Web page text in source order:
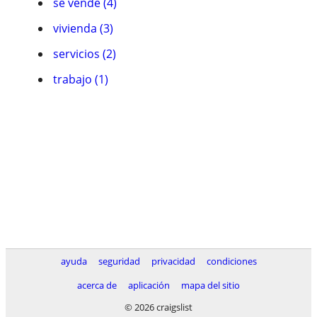
vivienda (3)
servicios (2)
trabajo (1)
ayuda seguridad privacidad
condiciones
acerca de
aplicación
mapa del sitio
© 2026 craigslist